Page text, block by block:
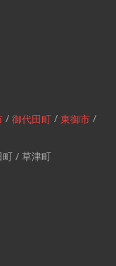
/ 御代田町 / 東御市 /
/ 草津町